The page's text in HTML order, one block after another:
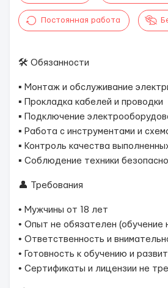
Постоянная работа
🛠️ Обязанности
▪️ Монтаж и обслуживание
▪️ Прокладка кабелей и проводки
▪️ Подключение
▪️ Работа с инструментами и
▪️ Контроль качества
▪️ Соблюдение техники
👤 Требования
• Мужчины от 18 лет
• Опыт не обязателен (обучение
• Ответственность и
• Готовность к обучению и
• Сертификаты и лицензии не